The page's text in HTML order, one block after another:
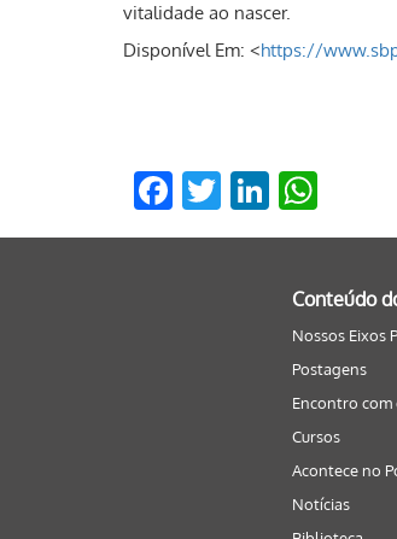
vitalidade ao nascer.
Disponível Em: <https://
Facebook
TwitterLinkedIn
Conteúdo
Nossos Eixos
Postagens
Encontro com
Cursos
Acontece no
Notícias